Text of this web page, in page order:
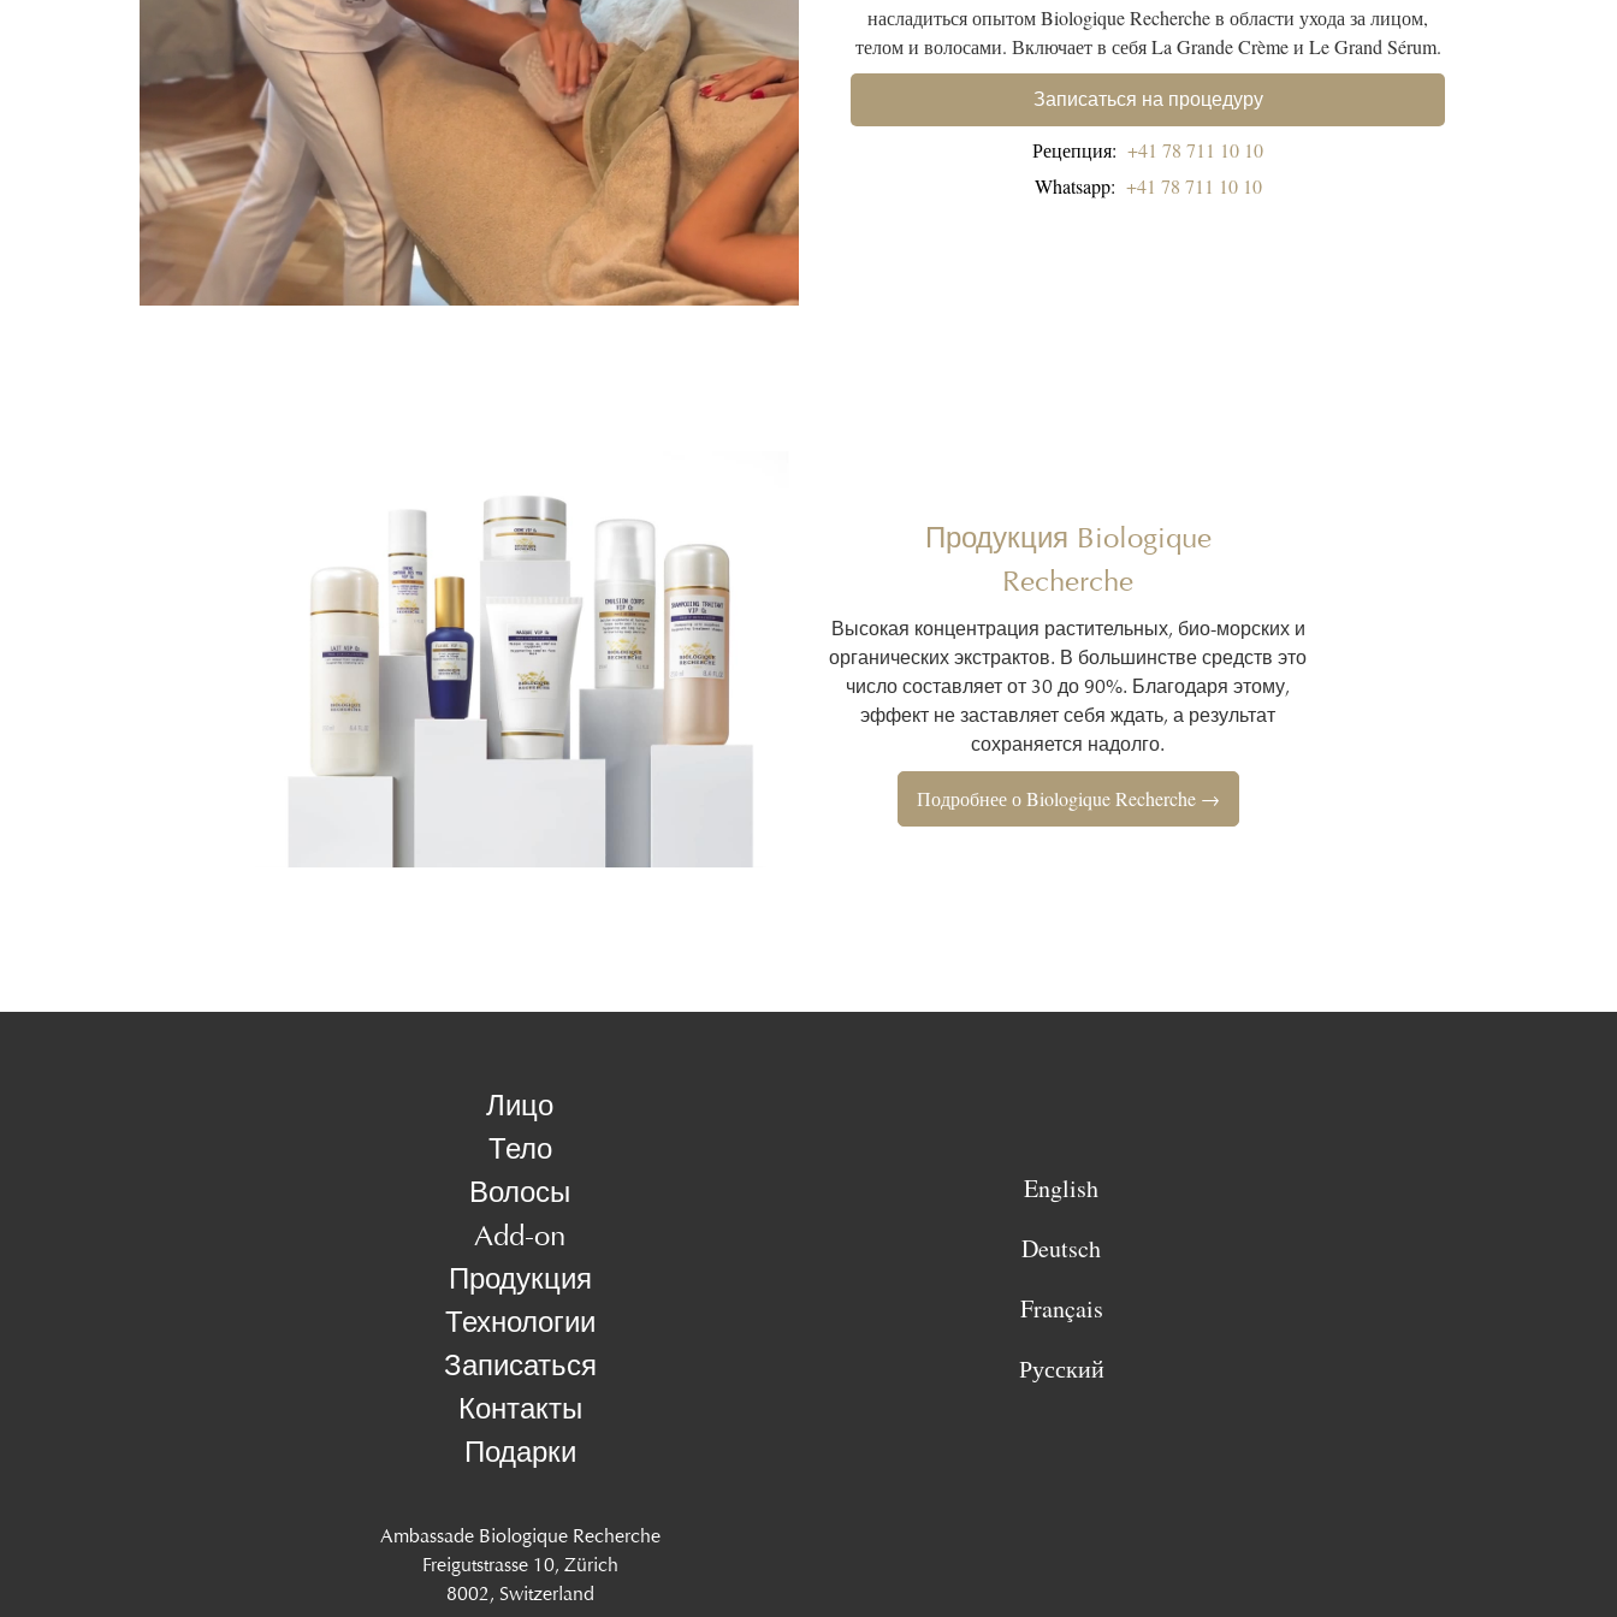
насладиться опытом Biologique Recherche в области ухода за лицом,
телом и волосами. Включает в себя La Grande Crème и Le Grand Sérum.
Записаться на процедуру
Рецепция:+41 78 711 10 10
Whatsapp: +41 78 711 10 10
Продукция Biologique
Recherche
Высокая концентрация растительных, био-морских и
органических экстрактов. В большинстве средств это
число составляет от 30 до 90%. Благодаря этому,
эффект не заставляет себя ждать, а результат
сохраняется надолго.
Подробнее о Biologique Recherche →
Лицо
Тело
Волосы
Add-on
Продукция
Технологии
Записаться
Контакты
Подарки
English
Deutsch
Français
Русский
Ambassade Biologique Recherche
Freigutstrasse 10, Zürich
8002, Switzerland